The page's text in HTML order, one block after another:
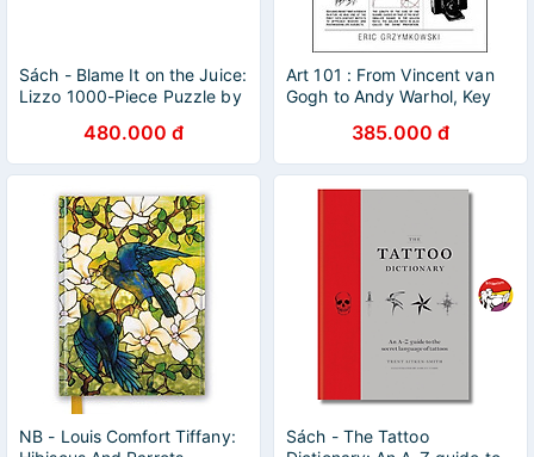
Sách - Blame It on the Juice:
Lizzo 1000-Piece Puzzle by
480.000 đ
Art 101 : From Vincent van
Gogh to Andy Warhol, Key
in the History of Art
385.000 đ
NB - Louis Comfort Tiffany:
Sách - The Tattoo